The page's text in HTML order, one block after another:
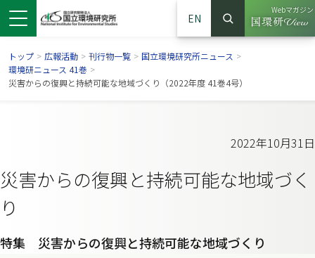
ドウで開きます）
ンドウで開きます）
ウインドウで開きます）
EN
サイト内検索
検索
Webマガジン
（別ウイ
トップ > 広報活動 > 刊行物一覧 > 国立環境研究所ニュース >
環境研ニュース 41巻 >
災害からの復興と持続可能な地域づくり（2022年度 41巻4号）
2022年10月31日
災害からの復興と持続可能な地域づく
り
特集 災害からの復興と持続可能な地域づくり